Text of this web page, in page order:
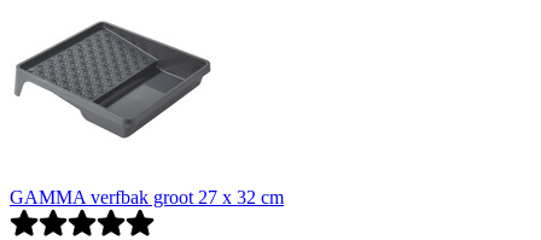
GAMMA verfbak groot 27 x 32 cm